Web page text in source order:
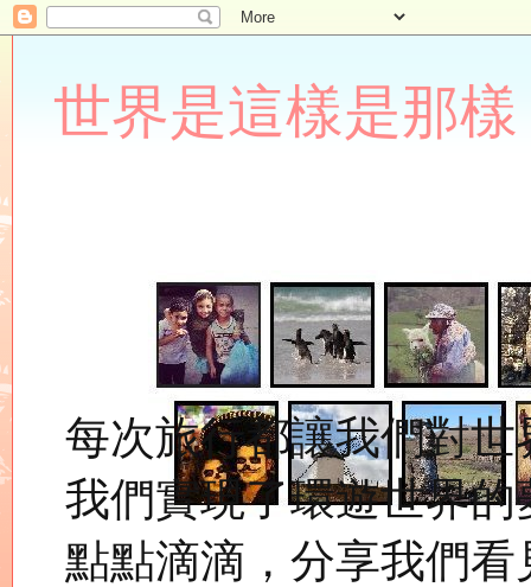
世界是這樣是那樣
每次旅行都讓我們對
我們實現了環遊世界
點點滴滴，分享我們